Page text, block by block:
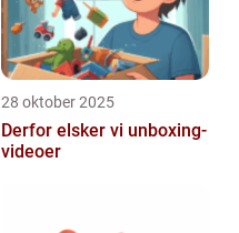
28 oktober 2025
Derfor elsker vi unboxing-
videoer